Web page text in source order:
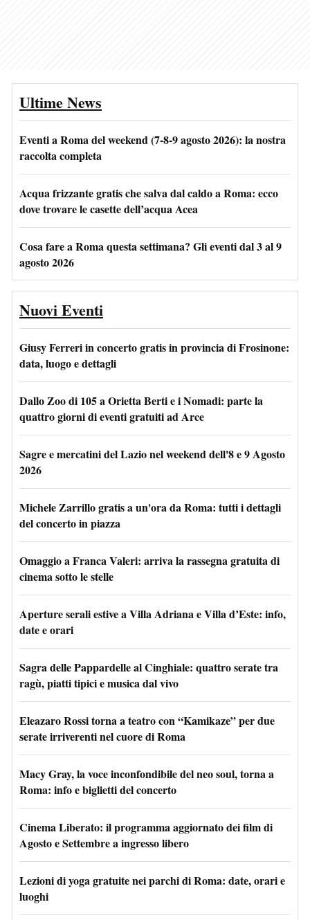
Ultime News
Eventi a Roma del weekend (7-8-9 agosto 2026): la nostra
raccolta completa
Acqua frizzante gratis che salva dal caldo a Roma: ecco
dove trovare le casette dell’acqua Acea
Cosa fare a Roma questa settimana? Gli eventi dal 3 al 9
agosto 2026
Nuovi Eventi
Giusy Ferreri in concerto gratis in provincia di Frosinone:
data, luogo e dettagli
Dallo Zoo di 105 a Orietta Berti e i Nomadi: parte la
quattro giorni di eventi gratuiti ad Arce
Sagre e mercatini del Lazio nel weekend dell'8 e 9 Agosto
2026
Michele Zarrillo gratis a un'ora da Roma: tutti i dettagli
del concerto in piazza
Omaggio a Franca Valeri: arriva la rassegna gratuita di
cinema sotto le stelle
Aperture serali estive a Villa Adriana e Villa d’Este: info,
date e orari
Sagra delle Pappardelle al Cinghiale: quattro serate tra
ragù, piatti tipici e musica dal vivo
Eleazaro Rossi torna a teatro con “Kamikaze” per due
serate irriverenti nel cuore di Roma
Macy Gray, la voce inconfondibile del neo soul, torna a
Roma: info e biglietti del concerto
Cinema Liberato: il programma aggiornato dei film di
Agosto e Settembre a ingresso libero
Lezioni di yoga gratuite nei parchi di Roma: date, orari e
luoghi